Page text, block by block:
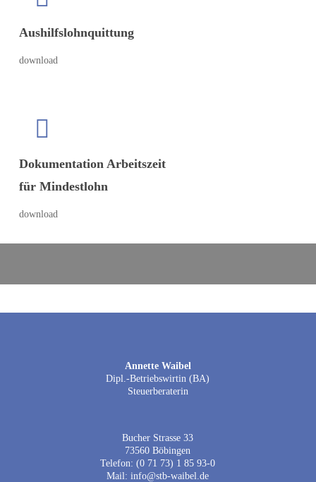
Aushilfslohnquittung
download
Dokumentation Arbeitszeit
für Mindestlohn
download
Annette Waibel
Dipl.-Betriebswirtin (BA)
Steuerberaterin
Bucher Strasse 33
73560 Böbingen
Telefon: (0 71 73) 1 85 93-0
Mail: info@stb-waibel.de